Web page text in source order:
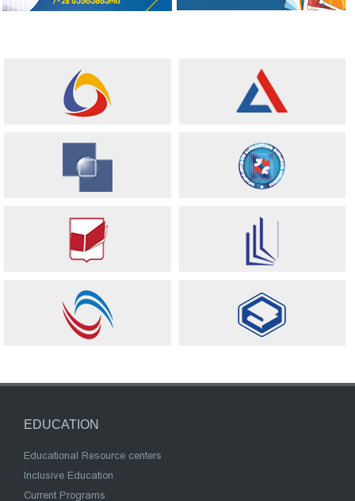
EDUCATION
Educational Resource centers
Inclusive Education
Current Programs